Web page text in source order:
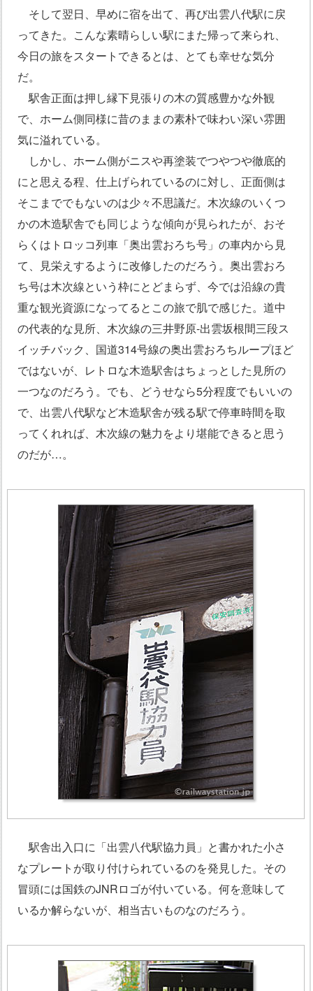
そして翌日、早めに宿を出て、再び出雲八代駅に戻
ってきた。こんな素晴らしい駅にまた帰って来られ、
今日の旅をスタートできるとは、とても幸せな気分
だ。
駅舎正面は押し縁下見張りの木の質感豊かな外観
で、ホーム側同様に昔のままの素朴で味わい深い雰囲
気に溢れている。
しかし、ホーム側がニスや再塗装でつやつや徹底的
にと思える程、仕上げられているのに対し、正面側は
そこまででもないのは少々不思議だ。木次線のいくつ
かの木造駅舎でも同じような傾向が見られたが、おそ
らくはトロッコ列車「奥出雲おろち号」の車内から見
て、見栄えするように改修したのだろう。奥出雲おろ
ち号は木次線という枠にとどまらず、今では沿線の貴
重な観光資源になってるとこの旅で肌で感じた。道中
の代表的な見所、木次線の三井野原‐出雲坂根間三段ス
イッチバック、国道314号線の奥出雲おろちループほど
ではないが、レトロな木造駅舎はちょっとした見所の
一つなのだろう。でも、どうせなら5分程度でもいいの
で、出雲八代駅など木造駅舎が残る駅で停車時間を取
ってくれれば、木次線の魅力をより堪能できると思う
のだが…。
駅舎出入口に「出雲八代駅協力員」と書かれた小さ
なプレートが取り付けられているのを発見した。その
冒頭には国鉄のJNRロゴが付いている。何を意味して
いるか解らないが、相当古いものなのだろう。